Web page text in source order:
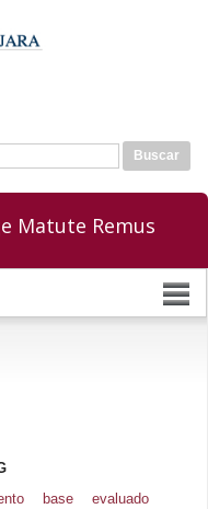
de búsqueda
Matute Remus
base evaluado